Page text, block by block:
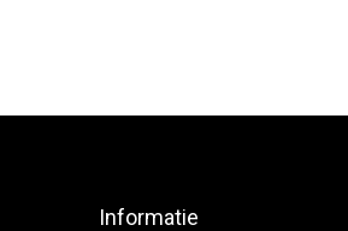
Informatie